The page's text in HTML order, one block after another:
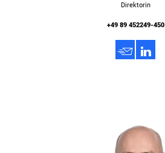
Direktorin
+49 89 452249-450
h 3